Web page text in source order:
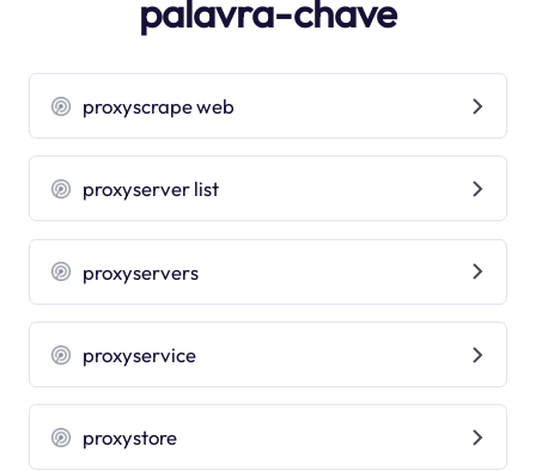
palavra-chave
proxyscrape web
proxyserver list
proxyservers
proxyservice
proxystore